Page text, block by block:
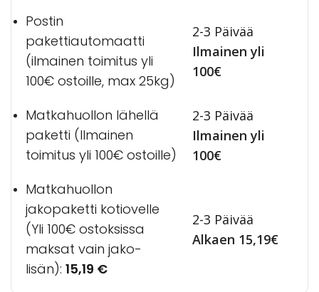
Postin
pakettiautomaatti
(ilmainen toimitus yli
100€ ostoille, max 25kg)
2-3 Päivää
Ilmainen yli
100€
Matkahuollon lähellä
paketti (Ilmainen
toimitus yli 100€ ostoille)
2-3 Päivää
Ilmainen yli
100€
Matkahuollon
jakopaketti kotiovelle
(Yli 100€ ostoksissa
maksat vain jako-
lisän): 15,19 €
2-3 Päivää
Alkaen 15,19€